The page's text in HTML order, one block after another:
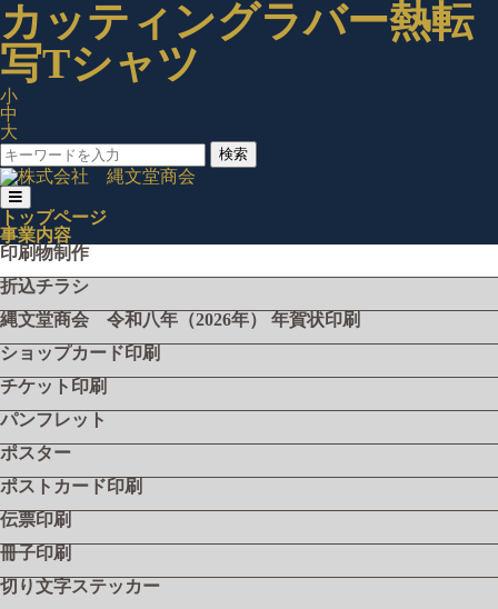
カッティングラバー熱転
写Tシャツ
小
中
大
検索
トップページ
事業内容
印刷物制作
折込チラシ
縄文堂商会 令和八年（2026年） 年賀状印刷
ショップカード印刷
チケット印刷
パンフレット
ポスター
ポストカード印刷
伝票印刷
冊子印刷
切り文字ステッカー